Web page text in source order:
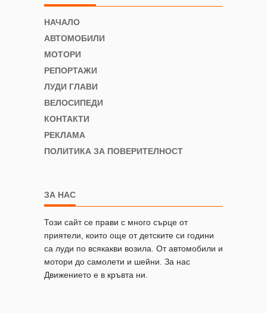
НАЧАЛО
АВТОМОБИЛИ
МОТОРИ
РЕПОРТАЖИ
ЛУДИ ГЛАВИ
ВЕЛОСИПЕДИ
КОНТАКТИ
РЕКЛАМА
ПОЛИТИКА ЗА ПОВЕРИТЕЛНОСТ
ЗА НАС
Този сайт се прави с много сърце от
приятели, които още от детските си години
са луди по всякакви возила. От автомобили и
мотори до самолети и шейни. За нас
Движението е в кръвта ни.